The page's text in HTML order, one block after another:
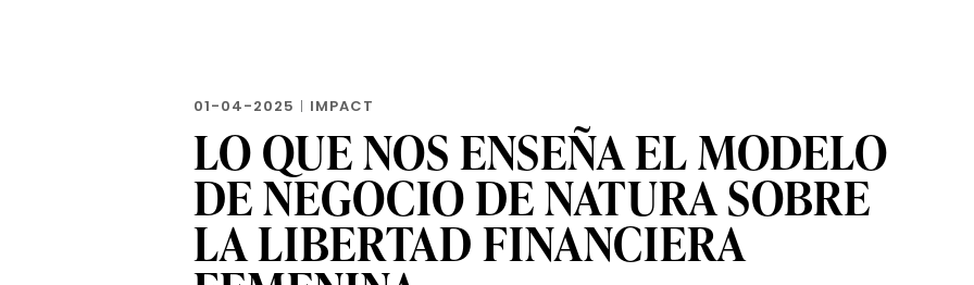
01-04-2025 | IMPACT
LO QUE NOS ENSEÑA EL MODELO
DE NEGOCIO DE NATURA SOBRE
LA LIBERTAD FINANCIERA